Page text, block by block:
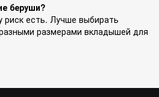
беруши?
риск есть. Лучше выбирать
размерами вкладышей для